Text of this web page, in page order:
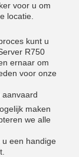
voor u om
locatie.
kunt u
R750
ernaar om
voor onze
aanvaard
maken
we alle
u een handige